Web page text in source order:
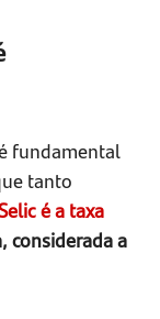
fundamental
tanto
é a taxa
considerada a